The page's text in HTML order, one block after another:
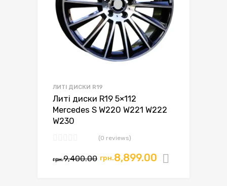
ЛИТІ ДИСКИ R19
Литі диски R19 5×112
Mercedes S W220 W221 W222
W230
(0 reviews)
грн.9,400.00 грн.8,899.00